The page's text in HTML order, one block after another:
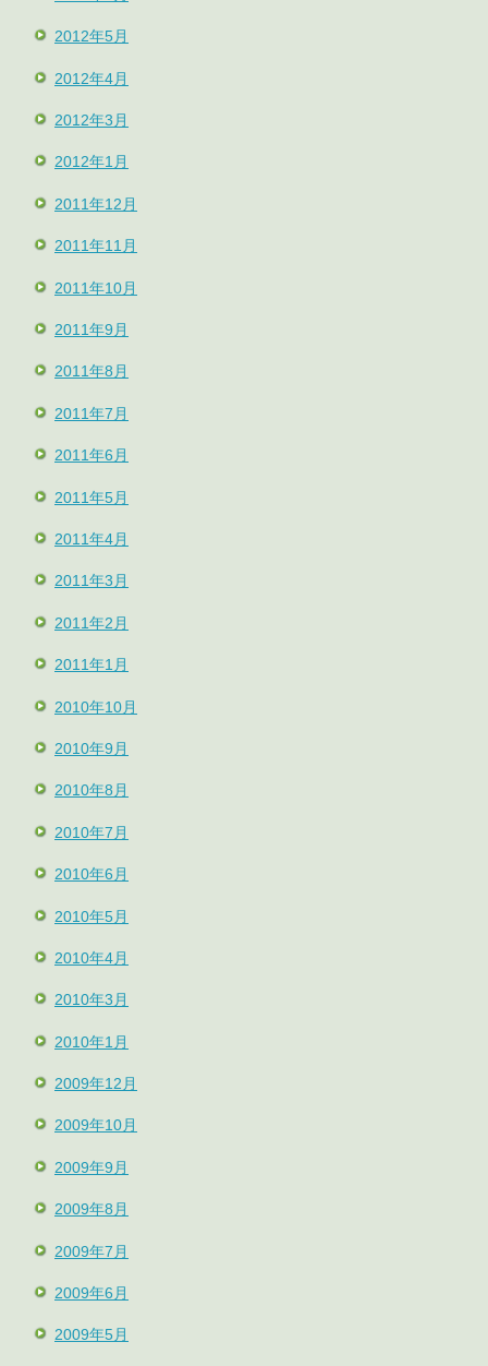
2012年5月
2012年4月
2012年3月
2012年1月
2011年12月
2011年11月
2011年10月
2011年9月
2011年8月
2011年7月
2011年6月
2011年5月
2011年4月
2011年3月
2011年2月
2011年1月
2010年10月
2010年9月
2010年8月
2010年7月
2010年6月
2010年5月
2010年4月
2010年3月
2010年1月
2009年12月
2009年10月
2009年9月
2009年8月
2009年7月
2009年6月
2009年5月